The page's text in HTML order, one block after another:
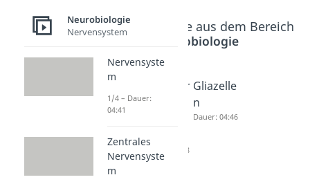
Beliebte Inhalte aus dem Bereich
Neurobiologie
ystem
Peripher
es
ystem
Dauer: 03:58
Gliazelle
n
Dauer: 04:46
Neurobiologie
Nervensystem
Nervensyste
m
1/4 – Dauer:
04:41
Zentrales
Nervensyste
m